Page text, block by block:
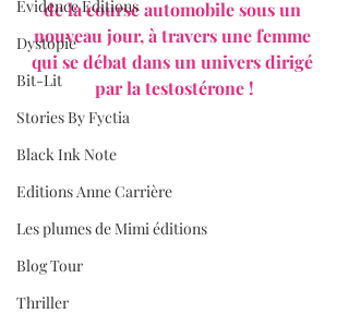
Evidence Editions
Dystopie
Bit-Lit
Stories By Fyctia
Black Ink Note
Editions Anne Carrière
Les plumes de Mimi éditions
Blog Tour
Thriller
de la course automobile sous un
nouveau jour, à travers une femme
qui se débat dans un univers dirigé
par la testostérone !